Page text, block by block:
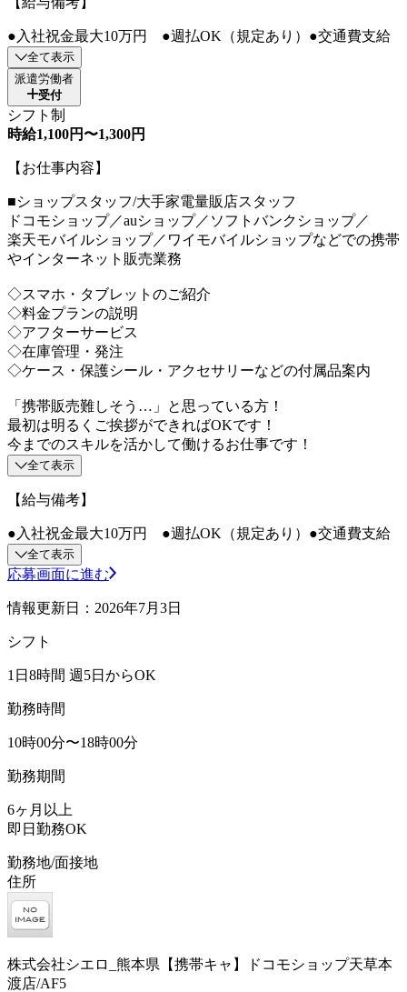
●入社祝金最大10万円 ●週払OK（規定あり）●交通費支給
全て表示
派遣労働者
受付
シフト制
時給1,100円〜1,300円
【お仕事内容】
■ショップスタッフ/大手家電量販店スタッフ
ドコモショップ／auショップ／ソフトバンクショップ／
楽天モバイルショップ／ワイモバイルショップなどでの携帯
やインターネット販売業務
◇スマホ・タブレットのご紹介
◇料金プランの説明
◇アフターサービス
◇在庫管理・発注
◇ケース・保護シール・アクセサリーなどの付属品案内
「携帯販売難しそう…」と思っている方！
最初は明るくご挨拶ができればOKです！
今までのスキルを活かして働けるお仕事です！
全て表示
【給与備考】
●入社祝金最大10万円 ●週払OK（規定あり）●交通費支給
全て表示
応募画面に進む
情報更新日：2026年7月3日
シフト
1日8時間 週5日からOK
勤務時間
10時00分〜18時00分
勤務期間
6ヶ月以上
即日勤務OK
勤務地/面接地
住所
株式会社シエロ_熊本県【携帯キャ】ドコモショップ天草本
渡店/AF5